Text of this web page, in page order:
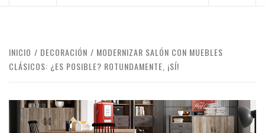
INICIO DECORACIÓN
MODERNIZAR SALÓN CON MUEBLES
CLÁSICOS: ¿ES POSIBLE? ROTUNDAMENTE, ¡SÍ!